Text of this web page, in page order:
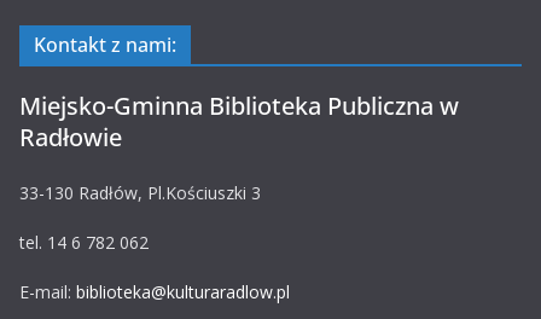
Kontakt z nami:
Miejsko-Gminna Biblioteka Publiczna w
Radłowie
33-130 Radłów, Pl.Kościuszki 3
tel. 14 6 782 062
E-mail: biblioteka@kulturaradlow.pl